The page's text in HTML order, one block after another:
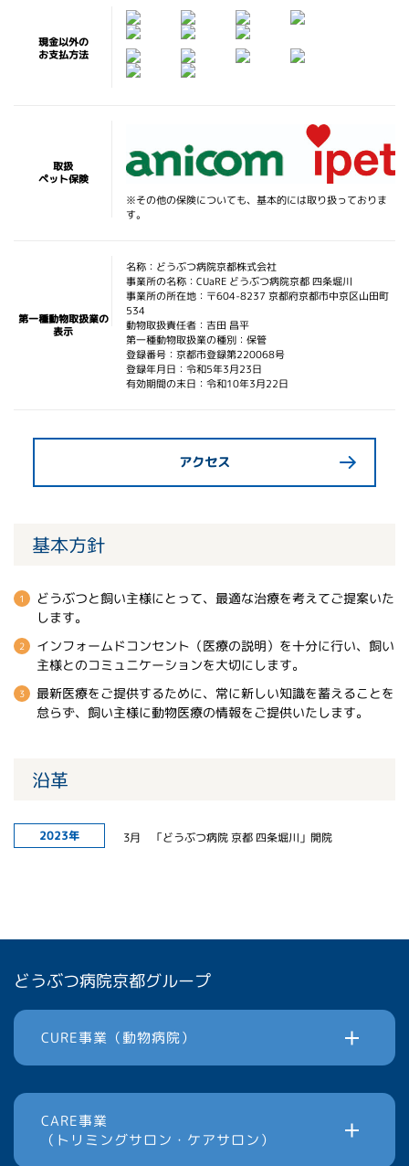
現金以外の
お支払方法
取扱
ペット保険
※その他の保険についても、基本的には取り扱っておりま
す。
第一種動物取扱業の
表示
名称：どうぶつ病院京都株式会社
事業所の名称：CUaRE どうぶつ病院京都 四条堀川
事業所の所在地：〒604-8237 京都府京都市中京区山田町
534
動物取扱責任者：吉田 昌平
第一種動物取扱業の種別：保管
登録番号：京都市登録第220068号
登録年月日：令和5年3月23日
有効期間の末日：令和10年3月22日
アクセス
基本方針
どうぶつと飼い主様にとって、最適な治療を考えてご提案いた
します。
インフォームドコンセント（医療の説明）を十分に行い、飼い
主様とのコミュニケーションを大切にします。
最新医療をご提供するために、常に新しい知識を蓄えることを
怠らず、飼い主様に動物医療の情報をご提供いたします。
沿革
2023年 3月 「どうぶつ病院 京都 四条堀川」開院
どうぶつ病院京都グループ
CURE事業（動物病院）
CARE事業
（トリミングサロン・ケアサロン）